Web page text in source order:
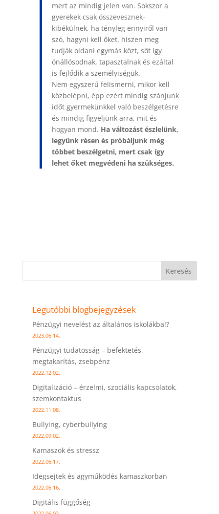
mert az mindig jelen van. Sokszor a
gyerekek csak összevesznek-
kibékülnek, ha tényleg ennyiről van
szó, hagyni kell őket, hiszen meg
tudják oldani egymás közt, sőt így
önállósodnak, tapasztalnak és ezáltal
is fejlődik a személyiségük.
Nem egyszerű felismerni, mikor kell
közbelépni, épp ezért mindig szánjunk
időt gyermekünkkel való beszélgetésre
és mindig figyeljünk arra, mit és
hogyan mond. Ha változást észlelünk,
legyünk résen és próbáljunk még
többet beszélgetni, mert csak így
lehet őket megvédeni ha szükséges.
Keresés
Legutóbbi blogbejegyzések
Pénzügyi nevelést az általános iskolákba!?
2023.06.14.
Pénzügyi tudatosság – befektetés,
megtakarítás, zsebpénz
2022.12.02.
Digitalizáció – érzelmi, szociális kapcsolatok,
szemkontaktus
2022.11.08.
Bullying, cyberbullying
2022.09.02.
Kamaszok és stressz
2022.06.17.
Idegsejtek és agyműködés kamaszkorban
2022.06.16.
Digitális függőség